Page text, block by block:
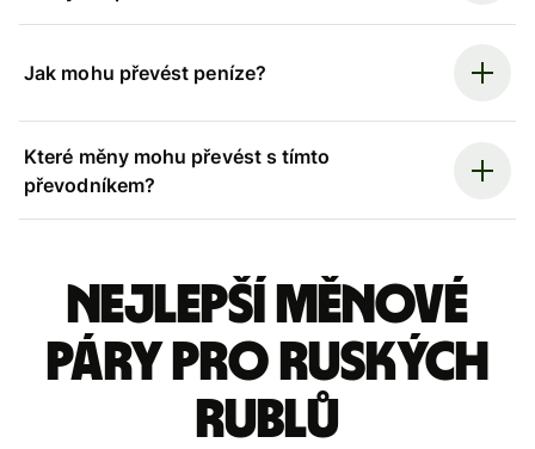
Jak mohu převést peníze?
Které měny mohu převést s tímto
převodníkem?
Nejlepší měnové
páry pro ruských
rublů